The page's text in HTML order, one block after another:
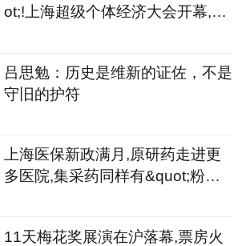
ot;!上海超级个体经济大会开幕,征
吕思勉：历史是维新的证佐，不是
守旧的护符
上海医保新政满月,原研药走进更
多医院,集采药同样有&quot;粉丝&
11天梅花奖展演在沪落幕,票房火